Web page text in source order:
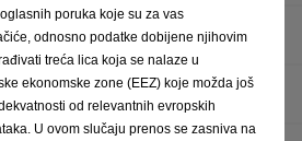
poruka koje su za vas
odnosno podatke dobijene njihovim
treća lica koja se nalaze u
ekonomske zone (EEZ) koje možda još
od relevantnih evropskih
U ovom slučaju prenos se zasniva na